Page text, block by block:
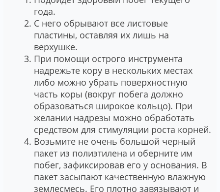
года.
С него обрывают все листовые
пластины, оставляя их лишь на
верхушке.
При помощи острого инструмента
надрежьте кору в нескольких местах
либо можно убрать поверхностную
часть коры (вокруг побега должно
образоваться широкое кольцо). При
желании надрезы можно обработать
средством для стимуляции роста корней.
Возьмите не очень большой черный
пакет из полиэтилена и оберните им
побег, зафиксировав его у основания. В
пакет засыпают качественную влажную
землесмесь. Его плотно завязывают и